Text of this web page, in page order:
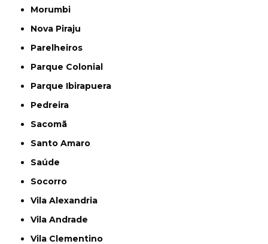
Morumbi
Nova Piraju
Parelheiros
Parque Colonial
Parque Ibirapuera
Pedreira
Sacomã
Santo Amaro
Saúde
Socorro
Vila Alexandria
Vila Andrade
Vila Clementino